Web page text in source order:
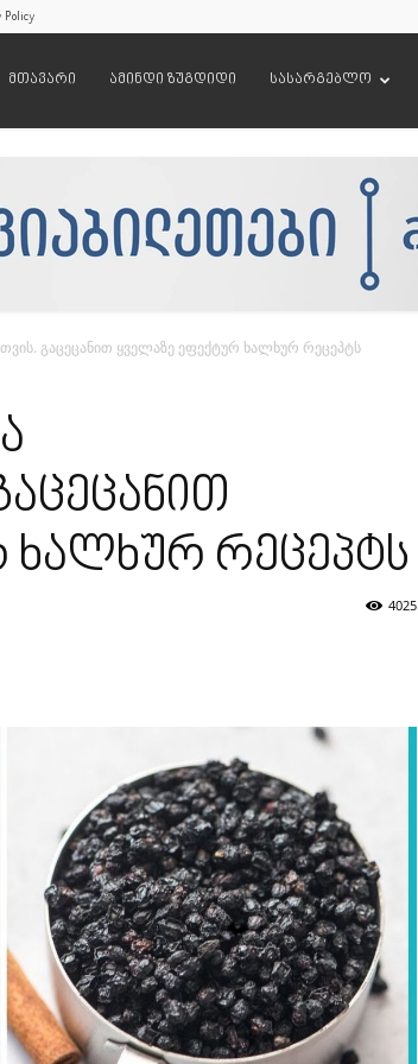
Policy
მთავარი ამინდი ზუგდიდი სასარგებლო
გაცეცანით ყველაზე ეფექტურ ხალხურ რეცეპტს
ხალხურ რეცეპტს
4025